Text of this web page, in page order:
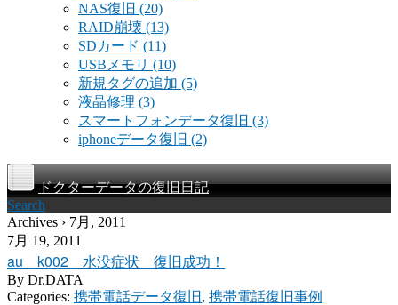
NAS復旧 (20)
RAID崩壊 (13)
SDカード (11)
USBメモリ (10)
新規タグの追加 (5)
液晶修理 (3)
スマートフォンデータ復旧 (3)
iphoneデータ復旧 (2)
ドクターデータの復旧日記
Search
Archives › 7月, 2011
7月 19, 2011
au k002 水没症状 復旧成功！
By Dr.DATA
Categories: 携帯電話データ復旧 , 携帯電話復旧事例